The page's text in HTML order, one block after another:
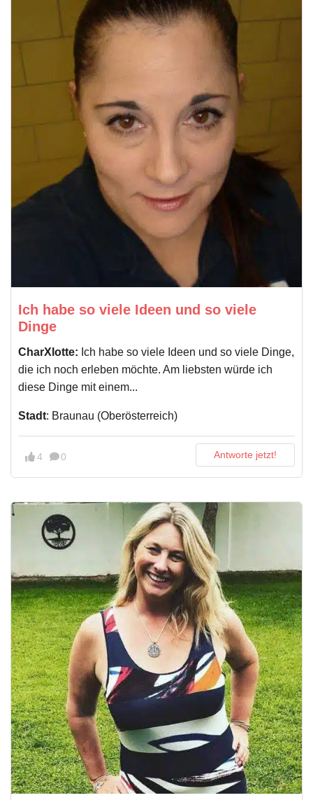
Ich habe so viele Ideen und so viele
Dinge
CharXlotte: Ich habe so viele Ideen und so viele Dinge,
die ich noch erleben möchte. Am liebsten würde ich
diese Dinge mit einem...
Stadt: Braunau (Oberösterreich)
4 0 Antworte jetzt!